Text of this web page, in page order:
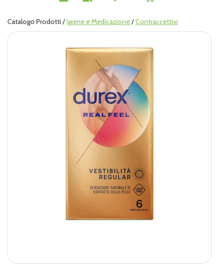
Catalogo Prodotti /Igiene e Medicazione/Contraccettivi